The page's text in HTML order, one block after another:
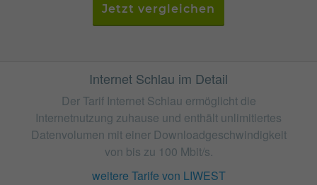
Jetzt vergleichen
Internet Schlau im Detail
Der Tarif Internet Schlau ermöglicht die
Internetnutzung zuhause und enthält unlimitiertes
Datenvolumen mit einer Downloadgeschwindigkeit
von bis zu 100 Mbit/s.
weitere Tarife von LIWEST